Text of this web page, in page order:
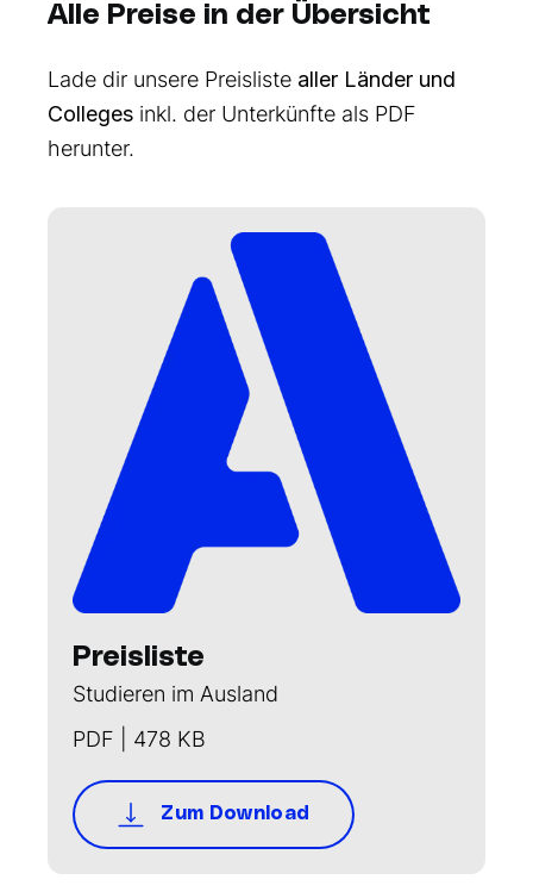
Alle Preise in der Übersicht
Lade dir unsere Preisliste aller Länder und
Colleges inkl. der Unterkünfte als PDF
herunter.
Preisliste
Studieren im Ausland
PDF | 478 KB
Zum Download